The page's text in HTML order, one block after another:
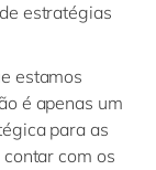
estratégias
estamos
é apenas um
para as
com os